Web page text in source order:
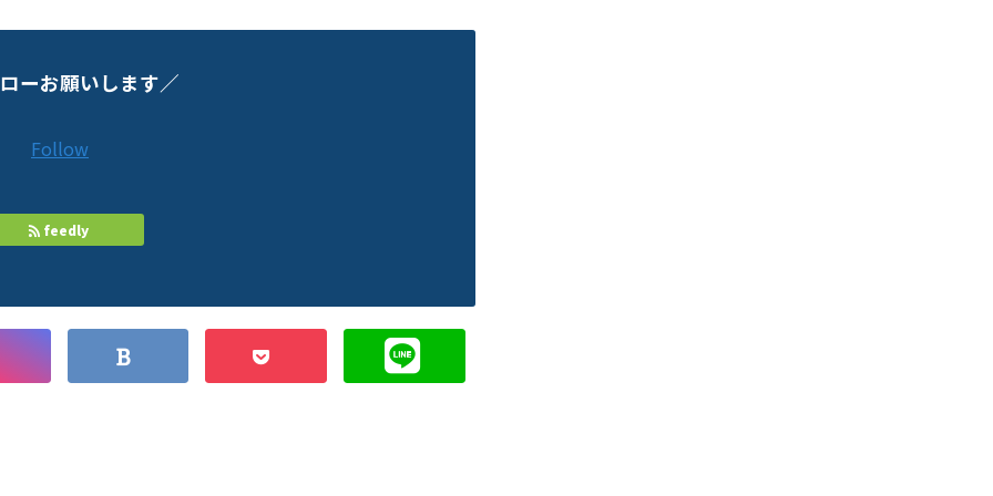
ーお願いします／
Follow
feedly